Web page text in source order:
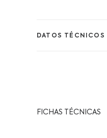
DATOS TÉCNICOS
FICHAS TÉCNICAS